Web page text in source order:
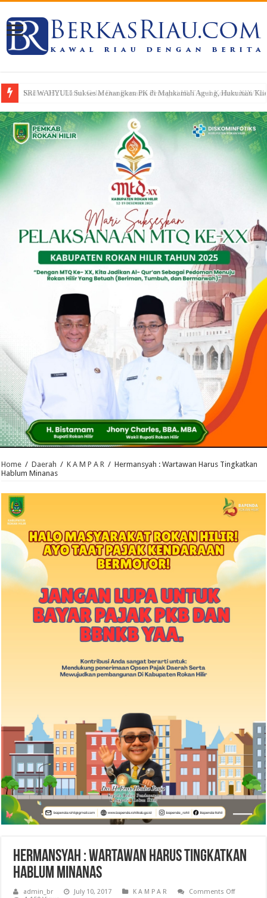
SRI WAHYULI Sukses Menangkan PK di Mahkamah Agung, Hukuman
Home / Daerah / K A M P A R / Hermansyah : Wartawan Harus Tingkatkan
Hablum Minanas
Hermansyah : Wartawan Harus Tingkatkan
Hablum Minanas
admin_br July 10, 2017 K A M P A R Comments Offon